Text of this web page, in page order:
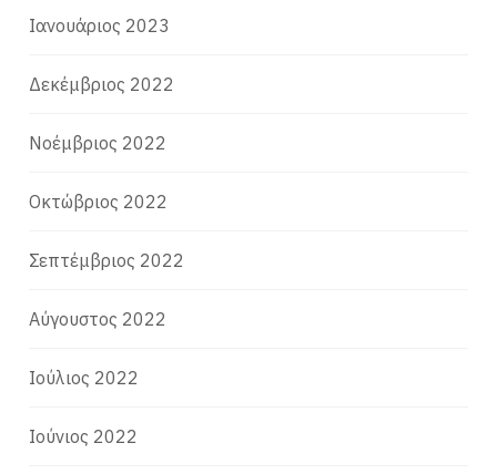
Ιανουάριος 2023
Δεκέμβριος 2022
Νοέμβριος 2022
Οκτώβριος 2022
Σεπτέμβριος 2022
Αύγουστος 2022
Ιούλιος 2022
Ιούνιος 2022